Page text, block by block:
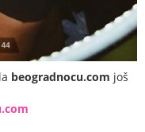
beogradnocu.com još